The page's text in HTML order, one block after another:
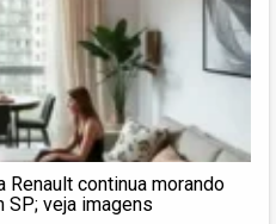
Renault continua morando
veja imagens